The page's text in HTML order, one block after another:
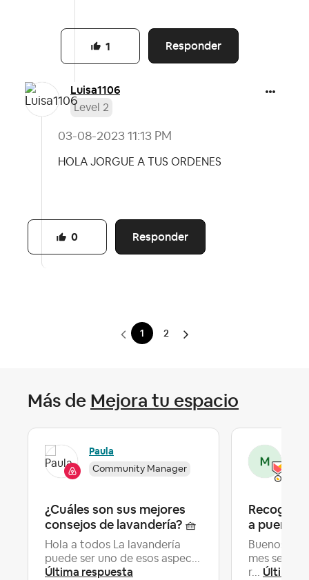
Responder
1
Luisa1106
Level 2
‎03-08-2023 11:13 PM
HOLA JORGUE A TUS ORDENES
Responder
0
1 2
Más de Mejora tu espacio
Paula
Community Manager
¿Cuáles son sus mejores
consejos de lavandería? 🧺
Hola a todos La lavandería
puede ser uno de esos aspec...
Última respuesta
Recogida
a puerta
Buenos
mes se
r... Última